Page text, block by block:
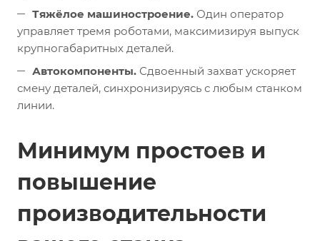
Тяжёлое машиностроение. Один оператор
управляет тремя роботами, максимизируя выпуск
крупногабаритных деталей.
Автокомпоненты. Сдвоенный захват ускоряет
смену деталей, синхронизируясь с любым станком
линии.
Минимум простоев и
повышение
производительности